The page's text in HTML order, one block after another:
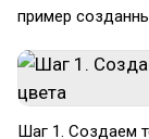
пример
Шаг 1. Создаем